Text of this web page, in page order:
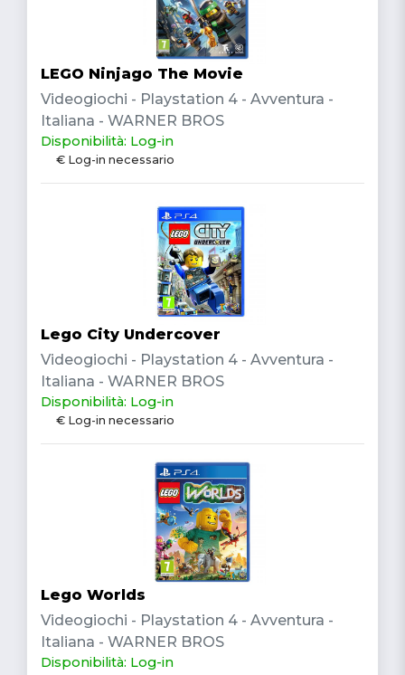
LEGO Ninjago The Movie
Videogiochi - Playstation 4 - Avventura -
Italiana - WARNER BROS
Disponibilità: Log-in
€ Log-in necessario
Lego City Undercover
Videogiochi - Playstation 4 - Avventura -
Italiana - WARNER BROS
Disponibilità: Log-in
€ Log-in necessario
Lego Worlds
Videogiochi - Playstation 4 - Avventura -
Italiana - WARNER BROS
Disponibilità: Log-in